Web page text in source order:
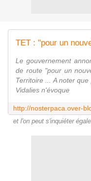
Le gouvernement
de route "pour un
Territoire ... A noter
Vidalies n'évoque
et l'on peut s'inquiéter